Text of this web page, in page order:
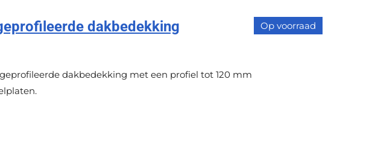
Op voorraad
dakbedekking
dakbedekking met een profiel tot 120 mm